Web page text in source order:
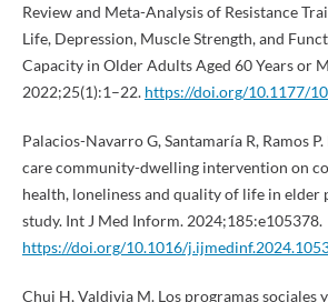
Review and Meta-Analysis of Resistance
Life, Depression, Muscle Strength, and
Capacity in Older Adults Aged 60 Years or
2022;25(1):1–22. https://doi.org/10.1177/
Palacios-Navarro G, Santamaría R, Ramos
care community-dwelling intervention on
health, loneliness and quality of life in elder
study. Int J Med Inform. 2024;185:e105378.
https://doi.org/10.1016/
Chui H, Valdivia M. Los programas sociales